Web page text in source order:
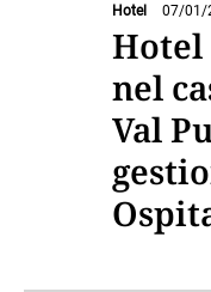
Hotel 07/01/
Hotel
nel
Val